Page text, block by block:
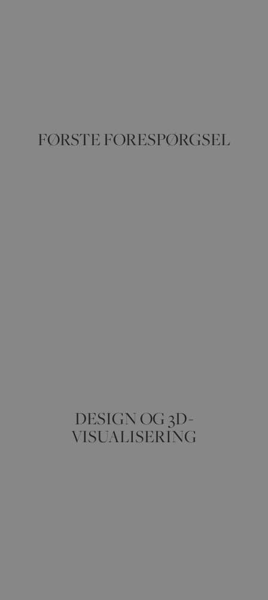
FØRSTE FORESPØRGSEL
DESIGN OG 3D-
VISUALISERING